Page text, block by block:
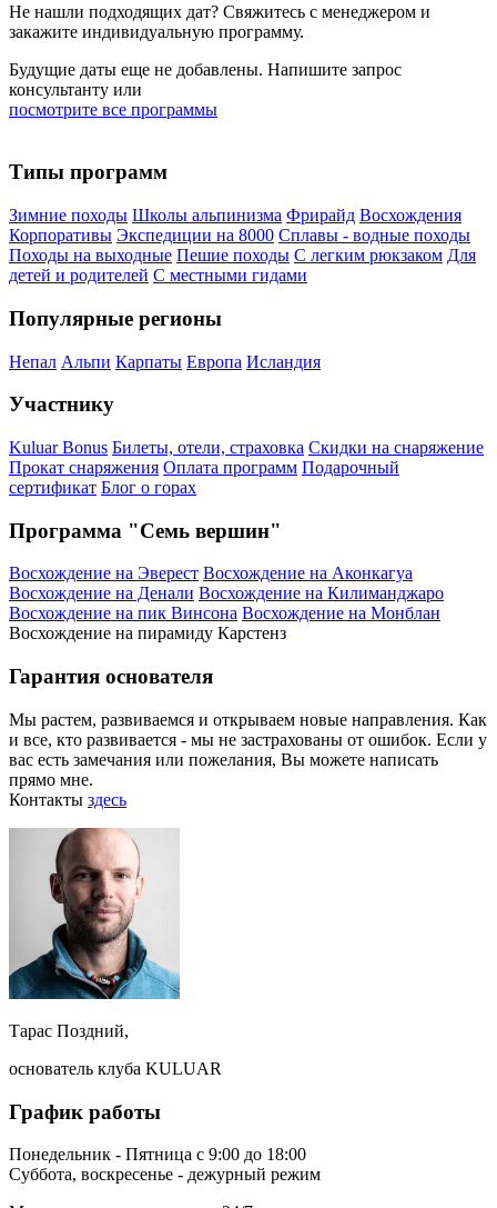
Не нашли подходящих дат? Свяжитесь с менеджером и
закажите индивидуальную программу.
Будущие даты еще не добавлены. Напишите запрос
консультанту или
посмотрите все программы
Типы программ
Зимние походы Школы альпинизма Фрирайд Восхождения
Корпоративы Экспедиции на 8000 Сплавы - водные походы
Походы на выходные Пешие походы С легким рюкзаком Для
детей и родителей С местными гидами
Популярные регионы
Непал Альпи Карпаты Европа Исландия
Участнику
Kuluar Bonus Билеты, отели, страховка Скидки на снаряжение
Прокат снаряжения Оплата программ Подарочный
сертификат Блог о горах
Программа "Семь вершин"
Восхождение на Эверест Восхождение на Аконкагуа
Восхождение на Денали Восхождение на Килиманджаро
Восхождение на пик Винсона Восхождение на Монблан
Восхождение на пирамиду Карстенз
Гарантия основателя
Мы растем, развиваемся и открываем новые направления. Как
и все, кто развивается - мы не застрахованы от ошибок. Если у
вас есть замечания или пожелания, Вы можете написать
прямо мне.
Контакты здесь
Тарас Поздний,
основатель клуба KULUAR
График работы
Понедельник - Пятница с 9:00 до 18:00
Суббота, воскресенье - дежурный режим